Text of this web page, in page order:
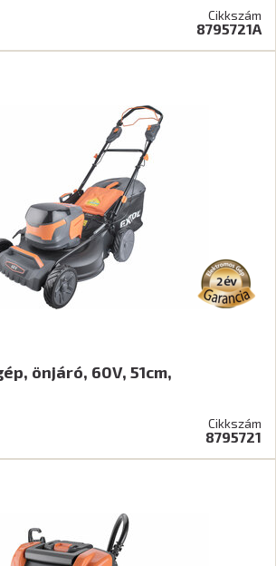
Cikkszám
8795721A
önjáró, 60V, 51cm,
Cikkszám
8795721